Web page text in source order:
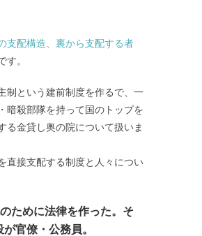
支配構造、裏から支配する者
。
制という建前制度を作るで、一
暗殺部隊を持って国のトップを
る金貸し奥の院について扱いま
直接支配する制度と人々につい
ために法律を作った。そ
官僚・公務員。